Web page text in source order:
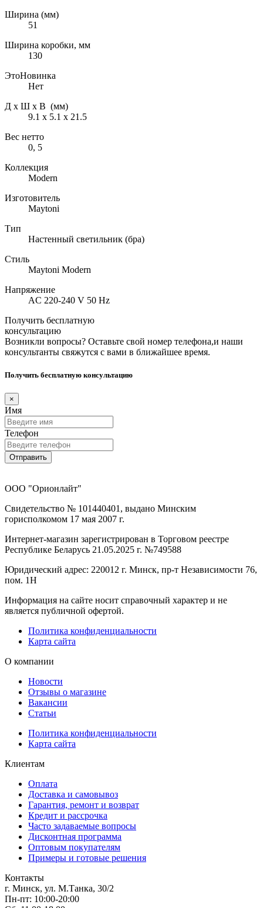
Ширина (мм)
51
Ширина коробки, мм
130
ЭтоНовинка
Нет
Д х Ш х В (мм)
9.1 х 5.1 х 21.5
Вес нетто
0, 5
Коллекция
Modern
Изготовитель
Maytoni
Тип
Настенный светильник (бра)
Стиль
Maytoni Modern
Напряжение
AC 220-240 V 50 Hz
Получить бесплатную
консультацию
Возникли вопросы? Оставьте свой номер телефона,и наши
консультанты свяжутся с вами в ближайшее время.
Получить бесплатную консультацию
×
Имя
Телефон
Отправить
ООО "Орионлайт"
Свидетельство № 101440401, выдано Минским
горисполкомом 17 мая 2007 г.
Интернет-магазин зарегистрирован в Торговом реестре
Республике Беларусь 21.05.2025 г. №749588
Юридический адрес: 220012 г. Минск, пр-т Независимости 76,
пом. 1Н
Информация на сайте носит справочный характер и не
является публичной офертой.
Политика конфиденциальности
Карта сайта
О компании
Новости
Отзывы о магазине
Вакансии
Статьи
Политика конфиденциальности
Карта сайта
Клиентам
Оплата
Доставка и самовывоз
Гарантия, ремонт и возврат
Кредит и рассрочка
Часто задаваемые вопросы
Дисконтная программа
Оптовым покупателям
Примеры и готовые решения
Контакты
г. Минск, ул. М.Танка, 30/2
Пн-пт: 10:00-20:00